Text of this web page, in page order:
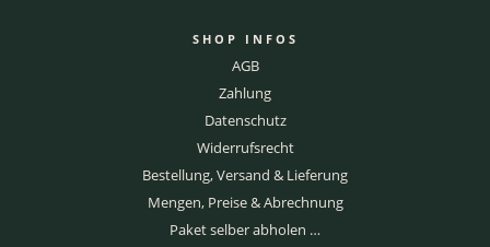
SHOP INFOS
AGB
Zahlung
Datenschutz
Widerrufsrecht
Bestellung, Versand & Lieferung
Mengen, Preise & Abrechnung
Paket selber abholen …